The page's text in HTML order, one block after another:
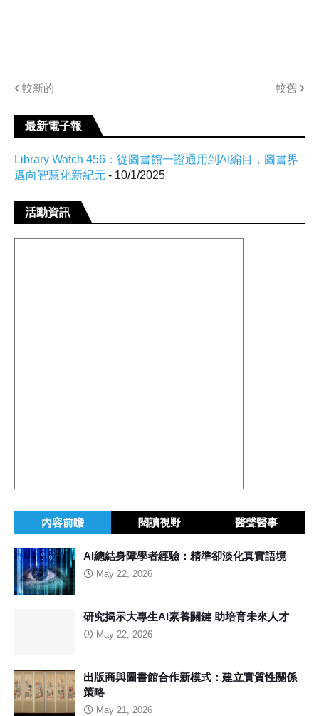
較新的 較舊
最新電子報
Library Watch 456：從圖書館一證通用到AI編目，圖書界
邁向智慧化新紀元 - 10/1/2025
活動資訊
內容前瞻 閱讀視野 醫聲醫事
AI總結身障學者經驗：精準卻淡化真實語境
May 22, 2026
研究揭示大專生AI素養關鍵 助培育未來人才
May 22, 2026
出版商與圖書館合作新模式：建立實質性關係
策略
May 21, 2026